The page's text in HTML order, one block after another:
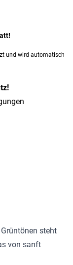
und wird automatisch
steht
von sanft